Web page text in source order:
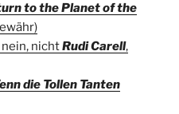
to the Planet of the
nichtRudi Carell,
die Tollen Tanten